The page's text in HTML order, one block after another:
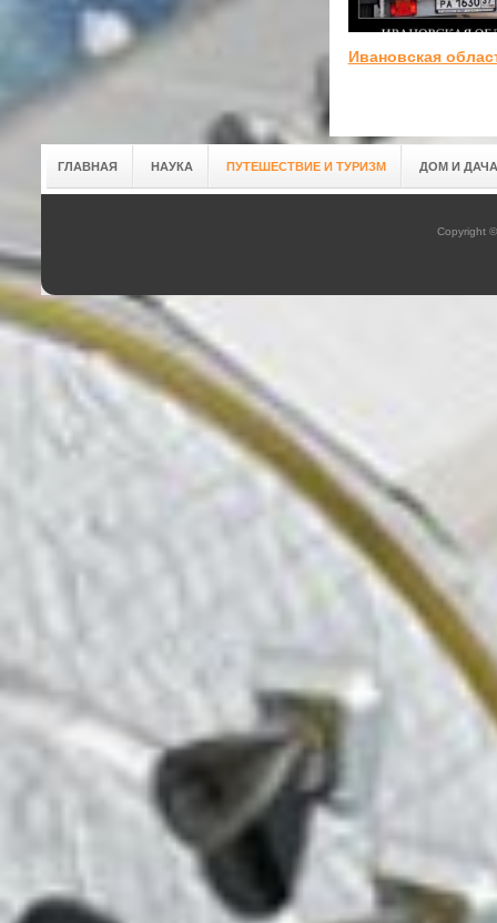
Ивановская
ГЛАВНАЯ НАУКА ПУТЕШЕСТВИЕ И ТУРИЗМ ДОМ И ДАЧА
Copyright